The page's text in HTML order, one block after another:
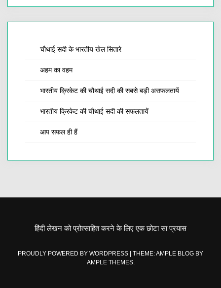
चौथाई सदी के भारतीय खेल सितारे
अहम का वहम
भारतीय क्रिकेट की चौथाई सदी की सबसे बड़ी असफलतायें
भारतीय क्रिकेट की चौथाई सदी की सफलतायें
आप सफल ही हैं
हिंदी लेखन को प्रोत्साहित करने के लिए एक छोटा सा प्रयास
PROUDLY POWERED BY WORDPRESS
THEME: AMPLE BLOG BY
AMPLE THEMES.